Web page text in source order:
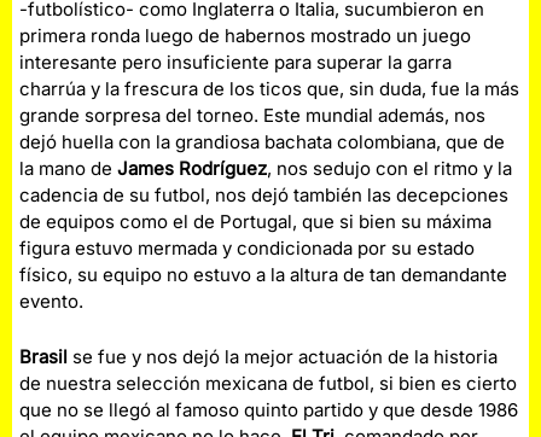
-futbolístico- como Inglaterra o Italia, sucumbieron en
primera ronda luego de habernos mostrado un juego
interesante pero insuficiente para superar la garra
charrúa y la frescura de los ticos que, sin duda, fue la más
grande sorpresa del torneo. Este mundial además, nos
dejó huella con la grandiosa bachata colombiana, que de
la mano deJames Rodríguez, nos sedujo con el ritmo y la
cadencia de su futbol, nos dejó también las decepciones
de equipos como el de Portugal, que si bien su máxima
figura estuvo mermada y condicionada por su estado
físico, su equipo no estuvo a la altura de tan demandante
evento.
Brasil se fue y nos dejó la mejor actuación de la historia
de nuestra selección mexicana de futbol, si bien es cierto
que no se llegó al famoso quinto partido y que desde 1986